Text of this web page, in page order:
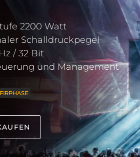
2200 Watt
Schalldruckpegel
/ 32 Bit
und Management
FIRPHASE